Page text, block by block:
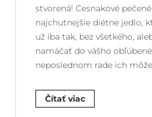
stvorená! Cesnakové
najchutnejšie diétne jedlo,
už iba tak, bez všetkého,
namáčať do vášho
neposlednom rade ich
Čítať viac